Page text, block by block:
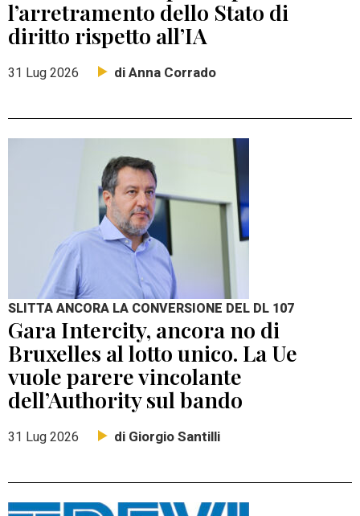
l’arretramento dello Stato di
diritto rispetto all’IA
31 Lug 2026 di Anna Corrado
SLITTA ANCORA LA CONVERSIONE DEL DL 107
Gara Intercity, ancora no di
Bruxelles al lotto unico. La Ue
vuole parere vincolante
dell’Authority sul bando
31 Lug 2026 di Giorgio Santilli